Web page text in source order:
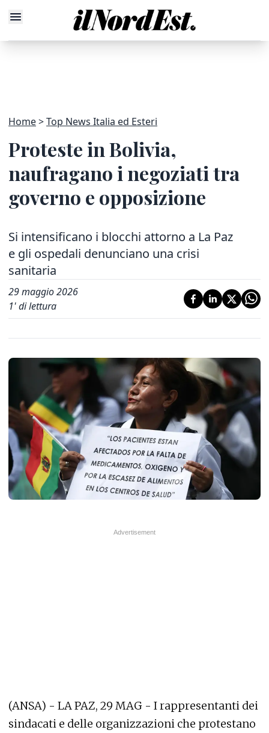
Home Top News Italia ed Esteri
Proteste in Bolivia,
naufragano i negoziati tra
governo e opposizione
Si intensificano i blocchi attorno a La Paz
e gli ospedali denunciano una crisi
sanitaria
29 maggio 2026
1' di lettura
(ANSA) - LA PAZ, 29 MAG - I rappresentanti dei
sindacati e delle organizzazioni che protestano